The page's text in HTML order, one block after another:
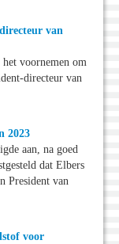
van
voornemen om
directeur van
2023
aan, na goed
dat Elbers
President van
voor